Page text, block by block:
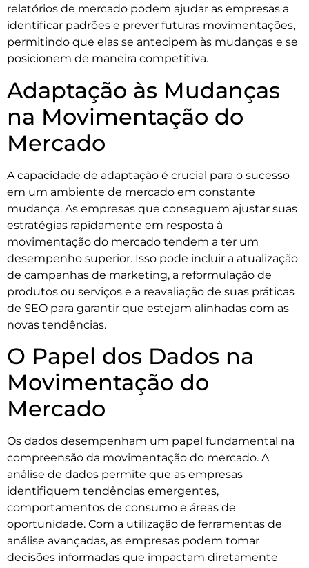
relatórios de mercado podem ajudar as empresas a
identificar padrões e prever futuras movimentações,
permitindo que elas se antecipem às mudanças e se
posicionem de maneira competitiva.
Adaptação às Mudanças
na Movimentação do
Mercado
A capacidade de adaptação é crucial para o sucesso
em um ambiente de mercado em constante
mudança. As empresas que conseguem ajustar suas
estratégias rapidamente em resposta à
movimentação do mercado tendem a ter um
desempenho superior. Isso pode incluir a atualização
de campanhas de marketing, a reformulação de
produtos ou serviços e a reavaliação de suas práticas
de SEO para garantir que estejam alinhadas com as
novas tendências.
O Papel dos Dados na
Movimentação do
Mercado
Os dados desempenham um papel fundamental na
compreensão da movimentação do mercado. A
análise de dados permite que as empresas
identifiquem tendências emergentes,
comportamentos de consumo e áreas de
oportunidade. Com a utilização de ferramentas de
análise avançadas, as empresas podem tomar
decisões informadas que impactam diretamente